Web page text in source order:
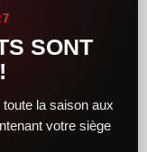
SONT
la saison aux
votre siège